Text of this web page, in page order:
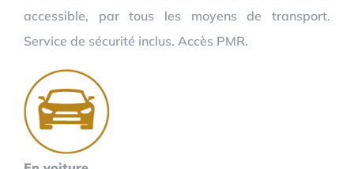
accessible, par tous les moyens de transport.
Service de sécurité inclus. Accès PMR.